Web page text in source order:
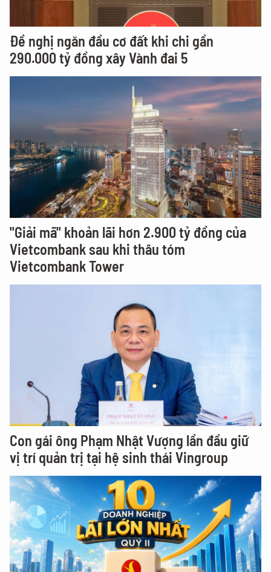
Đề nghị ngăn đầu cơ đất khi chi gần
290.000 tỷ đồng xây Vành đai 5
"Giải mã" khoản lãi hơn 2.900 tỷ đồng của
Vietcombank sau khi thâu tóm
Vietcombank Tower
Con gái ông Phạm Nhật Vượng lần đầu giữ
vị trí quản trị tại hệ sinh thái Vingroup